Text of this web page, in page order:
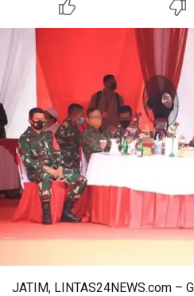
JATIM, LINTAS24NEWS.com –